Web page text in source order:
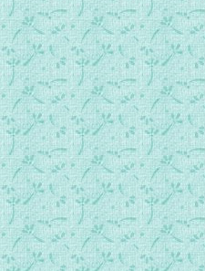
147_主的神在那里，
148_兄弟团聚之乐
149_我认识我的羊，
150_天父住我内.mp3
151_我以你的名字召
152_天主的爱.mp3
153_渴慕主聖殿.mp3
154_祂的名字是神圣
156_仰望着你.mp3